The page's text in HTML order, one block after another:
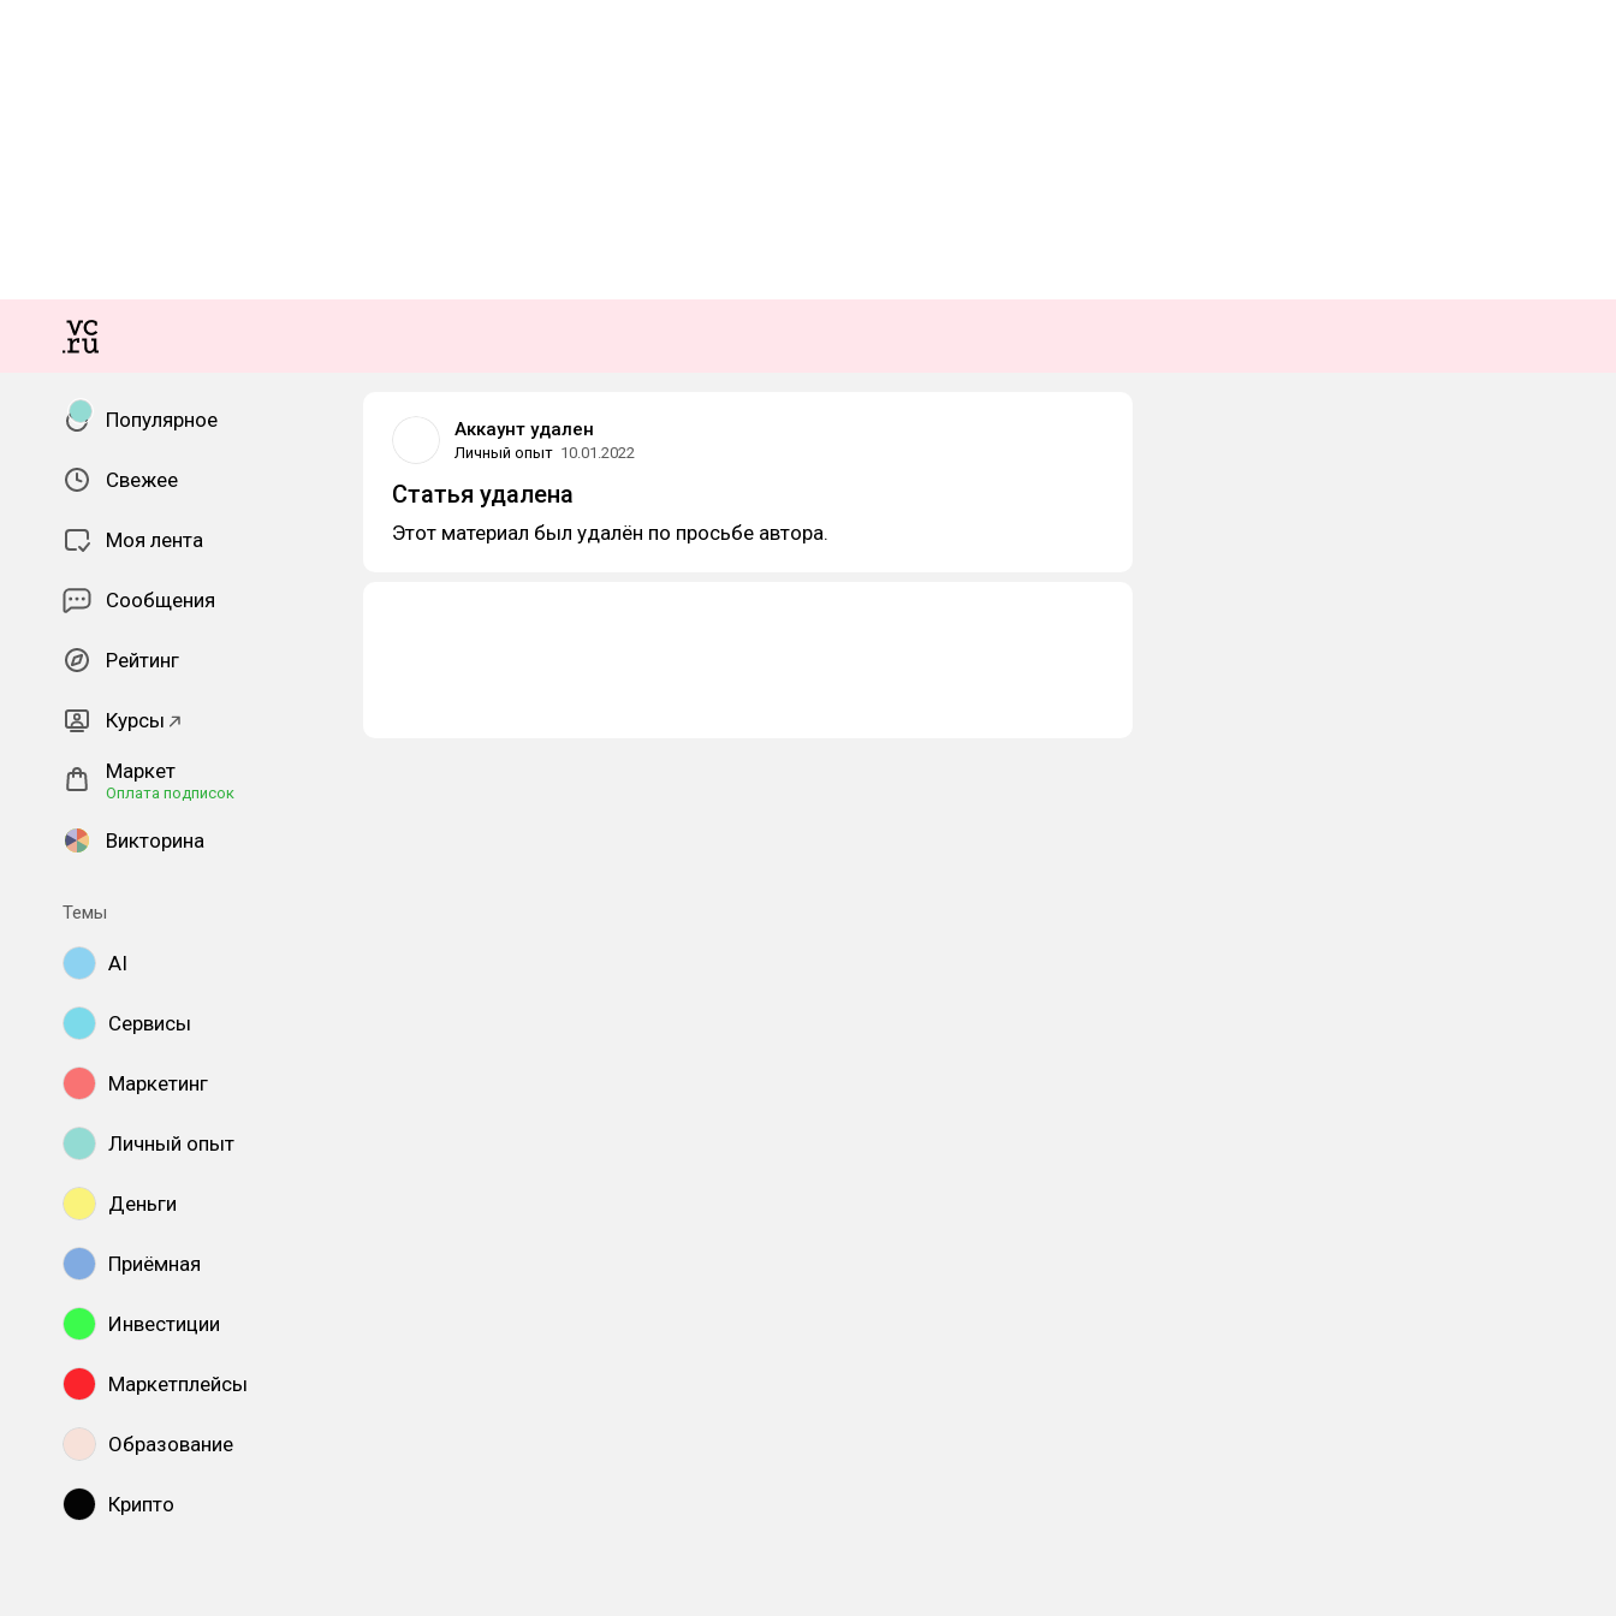
Популярное
Свежее
Моя лента
Сообщения
Рейтинг
Курсы
Маркет
Оплата подписок
Викторина
Темы
AI
Сервисы
Маркетинг
Личный опыт
Деньги
Приёмная
Инвестиции
Маркетплейсы
Образование
Крипто
Аккаунт удален
Личный опыт 10.01.2022
Статья удалена
Этот материал был удалён по просьбе автора.